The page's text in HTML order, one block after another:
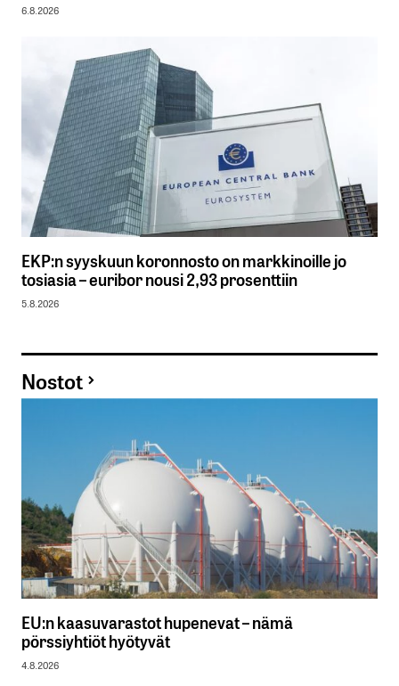
6.8.2026
EKP:n syyskuun koronnosto on markkinoille jo
tosiasia – euribor nousi 2,93 prosenttiin
5.8.2026
Nostot
EU:n kaasuvarastot hupenevat – nämä
pörssiyhtiöt hyötyvät
4.8.2026